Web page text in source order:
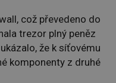
což převedeno do
trezor plný peněz
že k síťovému
komponenty z druhé